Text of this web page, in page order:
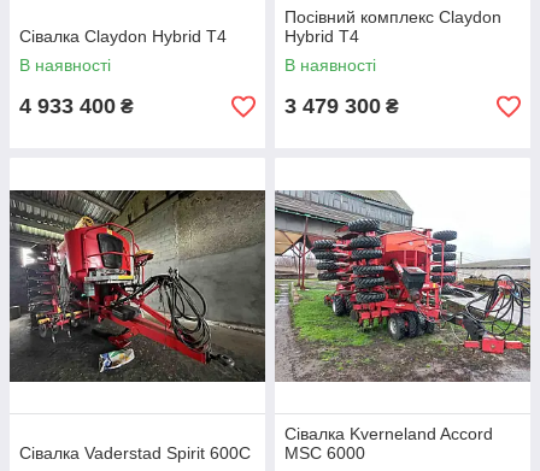
Сівалка Claydon Hybrid T4
В наявності
4 933 400 ₴
Посівний комплекс Claydon
Hybrid T4
В наявності
3 479 300 ₴
Сівалка Vaderstad Spirit 600C
Сівалка Kverneland Accord
MSC 6000